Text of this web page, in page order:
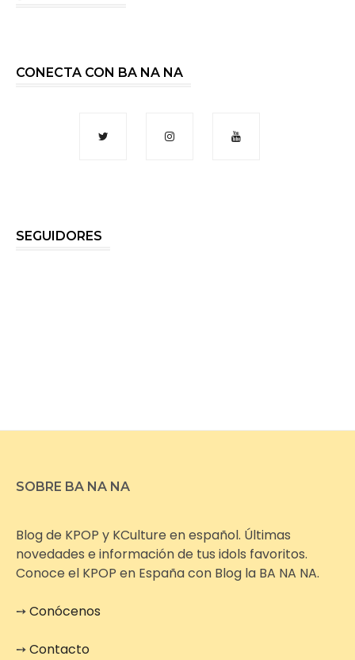
CONECTA CON BA NA NA
SEGUIDORES
SOBRE BA NA NA
Blog de KPOP y KCulture en español. Últimas
novedades e información de tus idols favoritos.
Conoce el KPOP en España con Blog la BA NA NA.
➙Conócenos
➙Contacto